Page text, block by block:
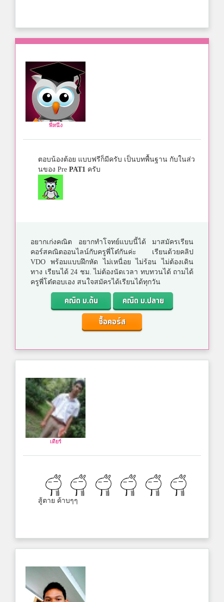
พี่หนึ่ง
ตอบน้องต้อย แบบฟรีก็มีครับ เป็นบทพื้นฐาน กับในส่ว
นของ Pre PAT1 ครับ
อยากเก่งคณิต อยากทำโจทย์แบบนี้ได้ มาสมัครเรียน
คอร์สคณิตออนไลน์กับครูพี่โต๋กันค่ะ เรียนด้วยคลิป
VDO พร้อมแบบฝึกหัด ไม่เหนื่อย ไม่ร้อน ไม่ต้องเดิน
ทาง เรียนได้ 24 ชม. ไม่ต้องนัดเวลา ทบทวนได้ ถามได้
ครูพี่โต๋ตอบเอง สนใจสมัครได้เรียนได้ทุกวัน
คณิต ม.ต้น
คณิต ม.ปลาย
ซื้อคอร์ส
เดียร์
สู้ตาย ค้าบๆๆ